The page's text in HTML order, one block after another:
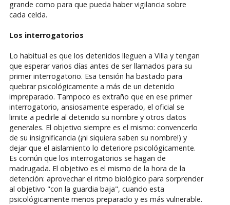
grande como para que pueda haber vigilancia sobre
cada celda.
Los interrogatorios
Lo habitual es que los detenidos lleguen a Villa y tengan
que esperar varios días antes de ser llamados para su
primer interrogatorio. Esa tensión ha bastado para
quebrar psicológicamente a más de un detenido
impreparado. Tampoco es extraño que en ese primer
interrogatorio, ansiosamente esperado, el oficial se
limite a pedirle al detenido su nombre y otros datos
generales. El objetivo siempre es el mismo: convencerlo
de su insignificancia (¡ni siquiera saben su nombre!) y
dejar que el aislamiento lo deteriore psicológicamente.
Es común que los interrogatorios se hagan de
madrugada. El objetivo es el mismo de la hora de la
detención: aprovechar el ritmo biológico para sorprender
al objetivo "con la guardia baja", cuando esta
psicológicamente menos preparado y es más vulnerable.